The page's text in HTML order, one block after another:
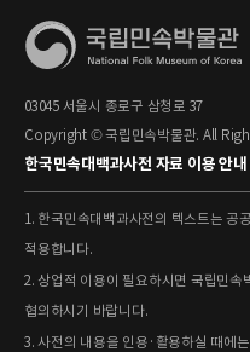
03045 서울시 종로구 삼청로 37
Copyright © 국립민속박물관. All
한국민속대백과사전 자료 이용 안내
1. 한국민속대백과사전의 텍스트는 공
적용합니다.
2. 상업적 이용이 필요하시면 국립민속
협의하시기 바랍니다.
3. 사전의 내용을 인용·활용하실 때에